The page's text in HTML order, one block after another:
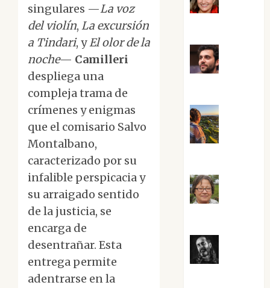
singulares —La voz
del violín, La excursión
a Tindari, yEl olor de la
noche— Camilleri
despliega una
compleja trama de
crímenes y enigmas
que el comisario Salvo
Montalbano,
caracterizado por su
infalible perspicacia y
su arraigado sentido
de la justicia, se
encarga de
desentrañar. Esta
entrega permite
adentrarse en la